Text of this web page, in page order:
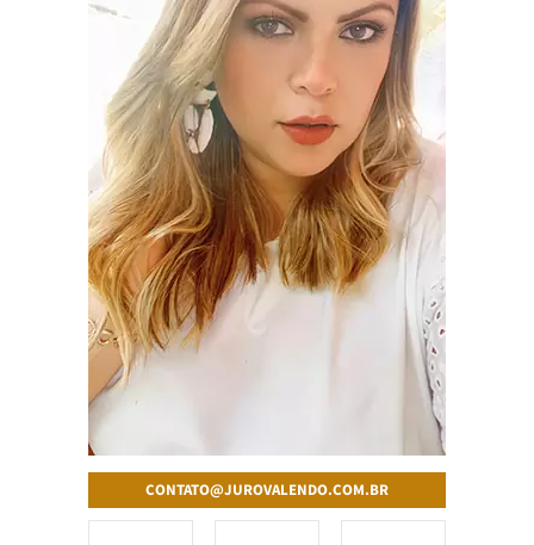
CONTATO@JUROVALENDO.COM.BR